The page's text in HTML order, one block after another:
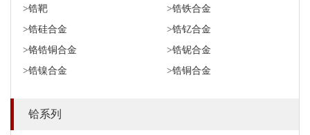
>锆靶
>锆铁合金
>锆硅合金
>锆钇合金
>铬锆铜合金
>锆铌合金
>锆镍合金
>锆铜合金
铪系列